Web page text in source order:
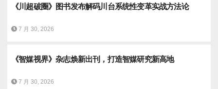
《川超破圈》图书发布解码川台系统性变革实战方法论
7 月 30, 2026
《智媒视界》杂志焕新出刊，打造智媒研究新高地
7 月 30, 2026